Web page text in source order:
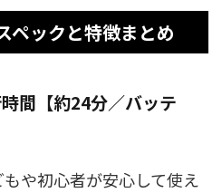
ックと特徴まとめ
間【約24分／バッテ
や初心者が安心して使え